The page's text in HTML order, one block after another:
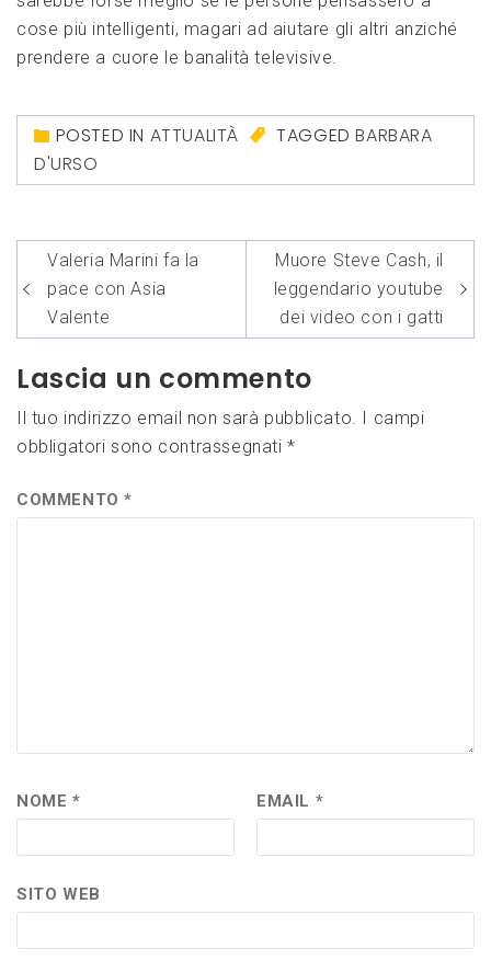
cose più intelligenti, magari ad aiutare gli altri anziché
prendere a cuore le banalità televisive.
POSTED IN ATTUALITÀ TAGGEDBARBARA
D'URSO
Navigazione
articoli
Valeria Marini fa la
pace con Asia
Valente
Muore Steve Cash, il
leggendario youtube
dei video con i gatti
Lascia un commento
Il tuo indirizzo email non sarà pubblicato. I campi
obbligatori sono contrassegnati*
COMMENTO*
NOME * EMAIL *
SITO WEB